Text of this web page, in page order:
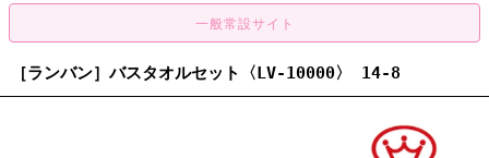
［ランバン］バスタオルセット〈LV-10000〉 14-8